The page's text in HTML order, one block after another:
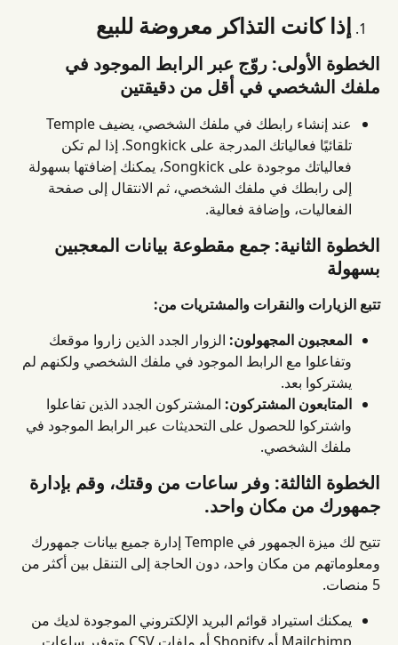
إذا كانت التذاكر معروضة للبيع
الخطوة الأولى: روّج عبر الرابط الموجود في
ملفك الشخصي في أقل من دقيقتين
تلقائيًا فعالياتك المدرجة على Songkick. إذا لم تكن
فعالياتك موجودة على Songkick، يمكنك إضافتها بسهولة
إلى رابطك في ملفك الشخصي، ثم الانتقال إلى صفحة
الفعاليات، وإضافة فعالية.
الخطوة الثانية: جمع مقطوعة بيانات المعجبين
بسهولة
تتبع الزيارات والنقرات والمشتريات من:
المعجبون المجهولون: الزوار الجدد الذين زاروا موقعك
وتفاعلوا مع الرابط الموجود في ملفك الشخصي ولكنهم لم
يشتركوا بعد.
المتابعون المشتركون: المشتركون الجدد الذين تفاعلوا
واشتركوا للحصول على التحديثات عبر الرابط الموجود في
ملفك الشخصي.
الخطوة الثالثة: وفر ساعات من وقتك، وقم بإدارة
جمهورك من مكان واحد.
تتيح لك ميزة الجمهور في Temple إدارة جميع بيانات جمهورك
ومعلوماتهم من مكان واحد، دون الحاجة إلى التنقل بين أكثر من
5 منصات.
يمكنك استيراد قوائم البريد الإلكتروني الموجودة لديك من